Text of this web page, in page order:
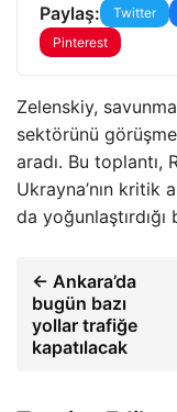
Paylaş: Twitter
Pinterest
Zelenskiy,
sektörünü
aradı. Bu toplantı,
Ukrayna’nın kritik
da
← Ankara’da
bugün bazı
yollar trafiğe
kapatılacak